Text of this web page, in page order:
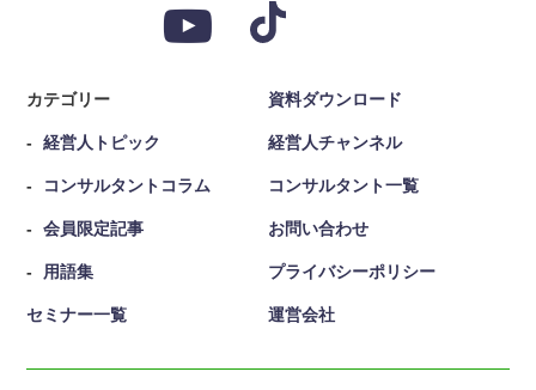
カテゴリー
経営人トピック
コンサルタントコラム
会員限定記事
用語集
セミナー一覧
資料ダウンロード
経営人チャンネル
コンサルタント一覧
お問い合わせ
プライバシーポリシー
運営会社